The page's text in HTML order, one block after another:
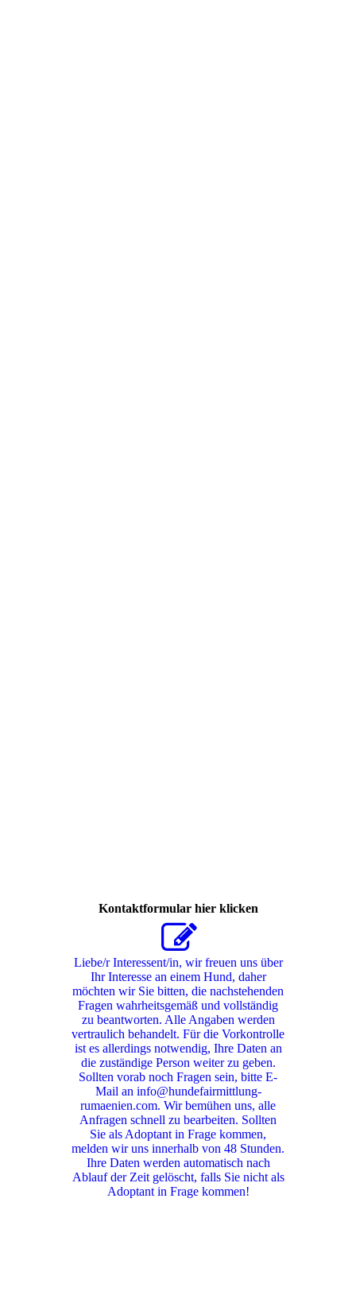
Kontaktformular hier klicken
Liebe/r Interessent/in, wir freuen uns über
Ihr Interesse an einem Hund, daher
möchten wir Sie bitten, die nachstehenden
Fragen wahrheitsgemäß und vollständig
zu beantworten. Alle Angaben werden
vertraulich behandelt. Für die Vorkontrolle
ist es allerdings notwendig, Ihre Daten an
die zuständige Person weiter zu geben.
Sollten vorab noch Fragen sein, bitte E-
Mail an info@hundefairmittlung-
rumaenien.com. Wir bemühen uns, alle
Anfragen schnell zu bearbeiten. Sollten
Sie als Adoptant in Frage kommen,
melden wir uns innerhalb von 48 Stunden.
Ihre Daten werden automatisch nach
Ablauf der Zeit gelöscht, falls Sie nicht als
Adoptant in Frage kommen!